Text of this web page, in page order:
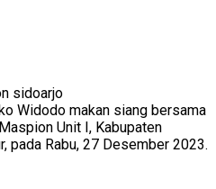
Widodo makan siang bersama
Unit I, Kabupaten
pada Rabu, 27 Desember 2023.